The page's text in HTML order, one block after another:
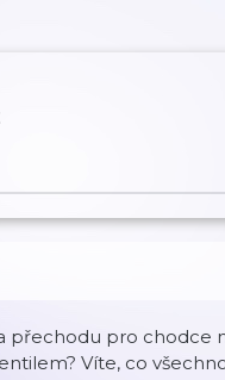
přechodu pro chodce
Víte, co